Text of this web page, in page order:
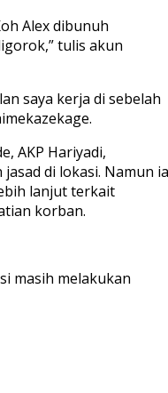
Alex dibunuh
tulis akun
saya kerja di sebelah
AKP Hariyadi,
di lokasi. Namun ia
lanjut terkait
korban.
masih melakukan